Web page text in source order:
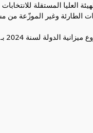
بـ 125 و06 محتفظ و08 رفض.